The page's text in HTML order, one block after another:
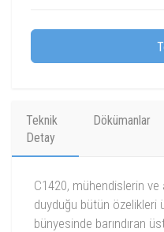
Teknik
Detay
Dökümanlar
C1420, mühendislerin ve
duyduğu bütün özelikleri
bünyesinde barındıran